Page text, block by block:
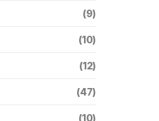
(9)
(10)
(12)
(47)
(10)